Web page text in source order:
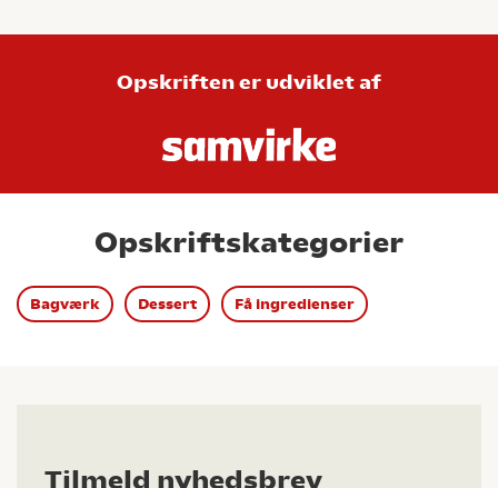
Opskriften er udviklet af
Opskriftskategorier
Bagværk Dessert Få ingredienser
Tilmeld nyhedsbrev